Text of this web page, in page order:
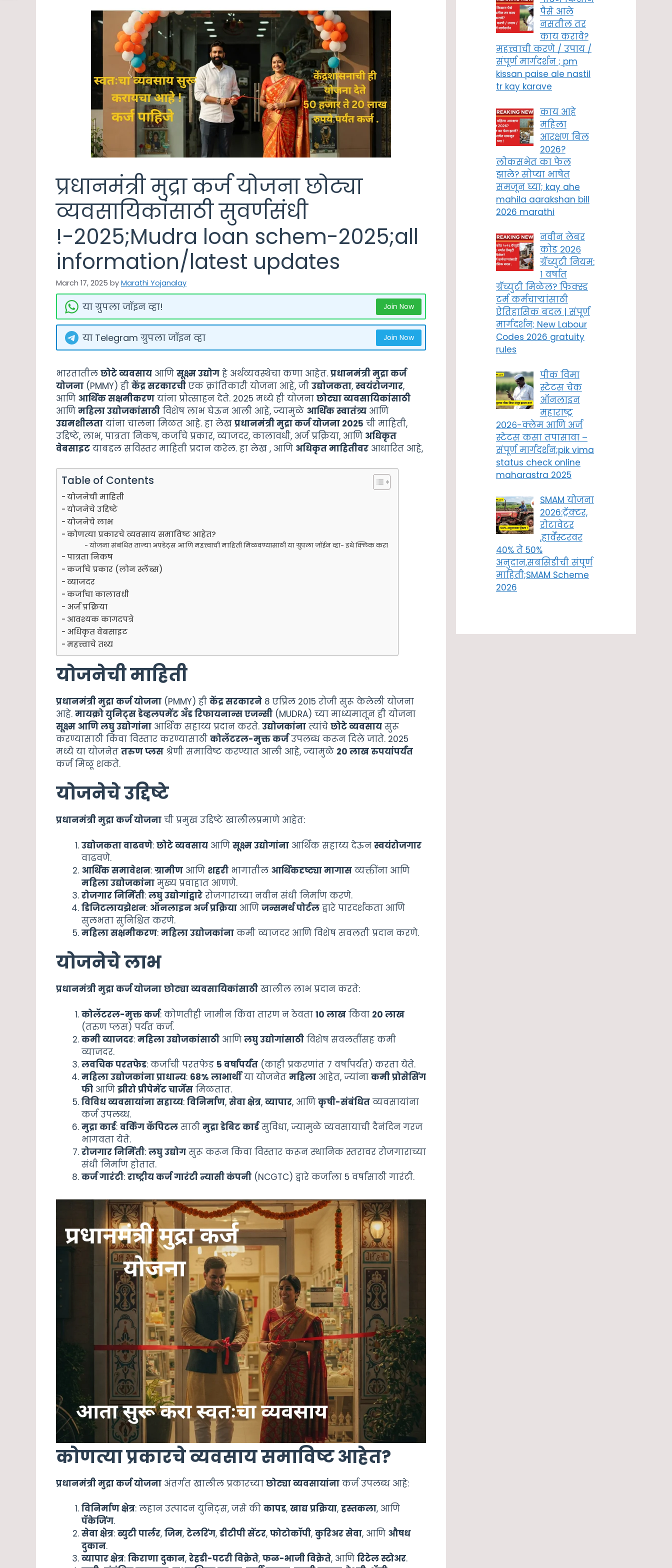
प्रधानमंत्री मुद्रा कर्ज योजना छोट्या
व्यवसायिकांसाठी सुवर्णसंधी
!-2025;Mudra loan schem-2025;all
information/latest updates
March 17, 2025 by Marathi Yojanalay
या ग्रुपला जॉइन व्हा! Join Now
या Telegram ग्रुपला जॉइन व्हा Join Now
भारतातील छोटे व्यवसाय आणि सूक्ष्म उद्योग हे अर्थव्यवस्थेचा कणा आहेत. प्रधानमंत्री मुद्रा कर्ज
योजना (PMMY) ही केंद्र सरकारची एक क्रांतिकारी योजना आहे, जी उद्योजकता, स्वयंरोजगार,
आणि आर्थिक सक्षमीकरण यांना प्रोत्साहन देते. 2025 मध्ये ही योजना छोट्या व्यवसायिकांसाठी
आणि महिला उद्योजकांसाठी विशेष लाभ घेऊन आली आहे, ज्यामुळे आर्थिक स्वातंत्र्य आणि
उद्यमशीलता यांना चालना मिळत आहे. हा लेख प्रधानमंत्री मुद्रा कर्ज योजना 2025 ची माहिती,
उद्दिष्टे, लाभ, पात्रता निकष, कर्जाचे प्रकार, व्याजदर, कालावधी, अर्ज प्रक्रिया, आणि अधिकृत
वेबसाइट याबद्दल सविस्तर माहिती प्रदान करेल. हा लेख , आणि अधिकृत माहितीवर आधारित आहे,
Table of Contents
योजनेची माहिती
योजनेचे उद्दिष्टे
योजनेचे लाभ
कोणत्या प्रकारचे व्यवसाय समाविष्ट आहेत?
योजना संबंधित ताज्या अपडेट्स आणि महत्त्वाची माहिती मिळवण्यासाठी या ग्रुपला जॉईन व्हा- इथे क्लिक करा
पात्रता निकष
कर्जाचे प्रकार (लोन स्लॅब्स)
व्याजदर
कर्जाचा कालावधी
अर्ज प्रक्रिया
आवश्यक कागदपत्रे
अधिकृत वेबसाइट
महत्त्वाचे तथ्य
योजनेची माहिती
प्रधानमंत्री मुद्रा कर्ज योजना (PMMY) ही केंद्र सरकारने 8 एप्रिल 2015 रोजी सुरू केलेली योजना
आहे. मायक्रो युनिट्स डेव्हलपमेंट अँड रिफायनान्स एजन्सी (MUDRA) च्या माध्यमातून ही योजना
सूक्ष्म आणि लघु उद्योगांना आर्थिक सहाय्य प्रदान करते. उद्योजकांना त्यांचे छोटे व्यवसाय सुरू
करण्यासाठी किंवा विस्तार करण्यासाठी कोलॅटरल-मुक्त कर्जउपलब्ध करून दिले जाते. 2025
मध्ये या योजनेत तरुण प्लस श्रेणी समाविष्ट करण्यात आली आहे, ज्यामुळे 20 लाख रुपयांपर्यंत
कर्ज मिळू शकते.
योजनेचे उद्दिष्टे
प्रधानमंत्री मुद्रा कर्ज योजना ची प्रमुख उद्दिष्टे खालीलप्रमाणे आहेत:
उद्योजकता वाढवणे: छोटे व्यवसाय आणि सूक्ष्म उद्योगांना आर्थिक सहाय्य देऊन स्वयंरोजगार
वाढवणे.
आर्थिक समावेशन: ग्रामीण आणि शहरी भागातील आर्थिकदृष्ट्या मागास व्यक्तींना आणि
महिला उद्योजकांना मुख्य प्रवाहात आणणे.
रोजगार निर्मिती: लघु उद्योगांद्वारे रोजगाराच्या नवीन संधी निर्माण करणे.
डिजिटलायझेशन: ऑनलाइन अर्ज प्रक्रिया आणि जन्समर्थ पोर्टल द्वारे पारदर्शकता आणि
सुलभता सुनिश्चित करणे.
महिला सक्षमीकरण: महिला उद्योजकांना कमी व्याजदर आणि विशेष सवलती प्रदान करणे.
योजनेचे लाभ
प्रधानमंत्री मुद्रा कर्ज योजना छोट्या व्यवसायिकांसाठी खालील लाभ प्रदान करते:
कोलॅटरल-मुक्त कर्ज: कोणतीही जामीन किंवा तारण न ठेवता 10 लाख किंवा 20 लाख
(तरुण प्लस) पर्यंत कर्ज.
कमी व्याजदर: महिला उद्योजकांसाठी आणि लघु उद्योगांसाठी विशेष सवलतींसह कमी
व्याजदर.
लवचिक परतफेड: कर्जाची परतफेड 5 वर्षांपर्यंत (काही प्रकरणांत 7 वर्षांपर्यंत) करता येते.
महिला उद्योजकांना प्राधान्य: 68% लाभार्थीया योजनेत महिला आहेत, ज्यांना कमी प्रोसेसिंग
फी आणि झीरो प्रीपेमेंट चार्जेस मिळतात.
विविध व्यवसायांना सहाय्य: विनिर्माण, सेवा क्षेत्र, व्यापार, आणि कृषी-संबंधित व्यवसायांना
कर्ज उपलब्ध.
मुद्रा कार्ड: वर्किंग कॅपिटल साठी मुद्रा डेबिट कार्डसुविधा, ज्यामुळे व्यवसायाची दैनंदिन गरज
भागवता येते.
रोजगार निर्मिती: लघु उद्योग सुरू करून किंवा विस्तार करून स्थानिक स्तरावर रोजगाराच्या
संधी निर्माण होतात.
कर्ज गारंटी: राष्ट्रीय कर्ज गारंटी न्यासी कंपनी (NCGTC) द्वारे कर्जाला 5 वर्षांसाठी गारंटी.
कोणत्या प्रकारचे व्यवसाय समाविष्ट आहेत?
प्रधानमंत्री मुद्रा कर्ज योजना अंतर्गत खालील प्रकारच्या छोट्या व्यवसायांना कर्ज उपलब्ध आहे:
विनिर्माण क्षेत्र: लहान उत्पादन युनिट्स, जसे की कापड, खाद्य प्रक्रिया, हस्तकला, आणि
पॅकेजिंग.
सेवा क्षेत्र: ब्युटी पार्लर, जिम, टेलरिंग, डीटीपी सेंटर, फोटोकॉपी, कुरिअर सेवा, आणि औषध
दुकान.
व्यापार क्षेत्र: किराणा दुकान, रेहडी-पटरी विक्रेते, फळ-भाजी विक्रेते, आणि रिटेल स्टोअर.
पैसे आले
नसतील तर
काय करावे?
महत्त्वाची करणे / उपाय /
संपूर्ण मार्गदर्शन ; pm
kissan paise ale nastil
tr kay karave
काय आहे
महिला
आरक्षण बिल
2026?
लोकसभेत का फेल
झाले? सोप्या भाषेत
समजून घ्या; kay ahe
mahila aarakshan bill
2026 marathi
नवीन लेबर
कोड २०२६
ग्रॅच्युटी नियम:
१ वर्षात
ग्रॅच्युटी मिळेल? फिक्स्ड
टर्म कर्मचाऱ्यांसाठी
ऐतिहासिक बदल | संपूर्ण
मार्गदर्शन; New Labour
Codes 2026 gratuity
rules
पीक विमा
स्टेटस चेक
ऑनलाइन
महाराष्ट्र
२०२६-क्लेम आणि अर्ज
स्टेटस कसा तपासावा –
संपूर्ण मार्गदर्शन;pik vima
status check online
maharastra 2025
SMAM योजना
2026:ट्रॅक्टर,
रोटावेटर
,हार्वेस्टरवर
40% ते 50%
अनुदान,सबसिडीची संपूर्ण
माहिती;SMAM Scheme
2026